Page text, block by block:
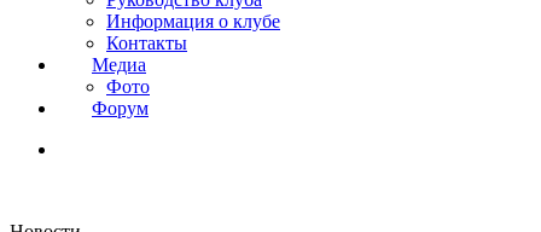
Информация о клубе
Контакты
Медиа
Фото
Форум